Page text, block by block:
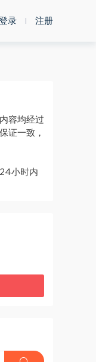
录 注册
容均经过
证一致，
小时内